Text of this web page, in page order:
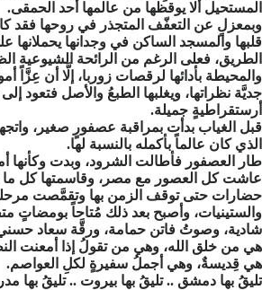
المستحيل ألا يوقظها من عالمها أحد الحمقى.
وبمعزلٍ عن التعفّف المتجذر في روحها فقد
قلبها والمسجد الساكن في وجدانها يحملانها
الطريق، فعلى الرغم من الرائحة الشيوعية
والمحيطة بأدائها لرقصات زوربا، إلَّا أن عِزَّاً
جديَّة نظراتها، ويغلبها الطبعُ والأصل فتعود
أرستقراطيةٍ جميلة.
قبل الغياب بدأت بمراقبة عصفورٍ صغير،
الذي كان عالماً بأكمله بالنسبة لها.
طار العصفور فأطالت الشرود، وبدت وكأنها
عاشت كل العصور مع مصر، وقاسمتها كل ما
حضارات حتى توقف الزمن بها وتقمَّصت
والستينيات، وأصبح بعد ذلك مُتاحاً بومضاتٍ
شادية، وصوتُ فاتن حمامة، ورقَّة سعاد
هي من خلق الله، وهي من تقولُ إذا أمعنت
هي قِديسةٌ، وهي أجملُ سفيرةٍ لكلِ العواصم.
تليقُ بها دمشق .. تليقُ بها بيروت .. تليقُ بها